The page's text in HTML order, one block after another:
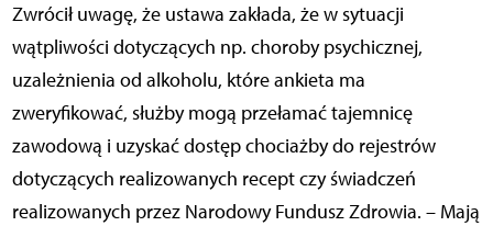
Zwrócił uwagę, że ustawa zakłada, że w sytuacji
wątpliwości dotyczących np. choroby psychicznej,
uzależnienia od alkoholu, które ankieta ma
zweryfikować, służby mogą przełamać tajemnicę
zawodową i uzyskać dostęp chociażby do rejestrów
dotyczących realizowanych recept czy świadczeń
realizowanych przez Narodowy Fundusz Zdrowia. – Mają